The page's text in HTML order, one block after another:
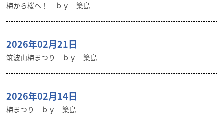
梅から桜へ！ ｂｙ 築島
2026年02月21日
筑波山梅まつり ｂｙ 築島
2026年02月14日
梅まつり ｂｙ 築島